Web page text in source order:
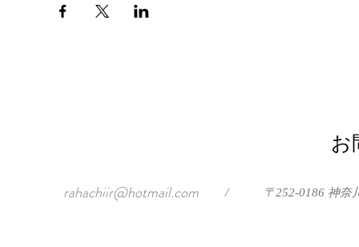
お
rahachiir@hotmail.com / 〒252-0186 神奈